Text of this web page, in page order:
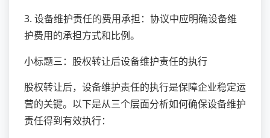
3. 设备维护责任的费用承担：协议中应明确设备维
护费用的承担方式和比例。
小标题三：股权转让后设备维护责任的执行
股权转让后，设备维护责任的执行是保障企业稳定运
营的关键。以下是从三个层面分析如何确保设备维护
责任得到有效执行：